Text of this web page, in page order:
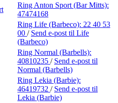
Ring Anton Sport (Bar Mitts):
47474168
Ring Life (Barbeco): 22 40 53
00 / Send e-post til Life
(Barbeco)
Ring Normal (Barbells):
40810235 / Send e-post til
Normal (Barbells)
Ring Lekia (Barbie):
46419732 / Send e-post til
Lekia (Barbie)